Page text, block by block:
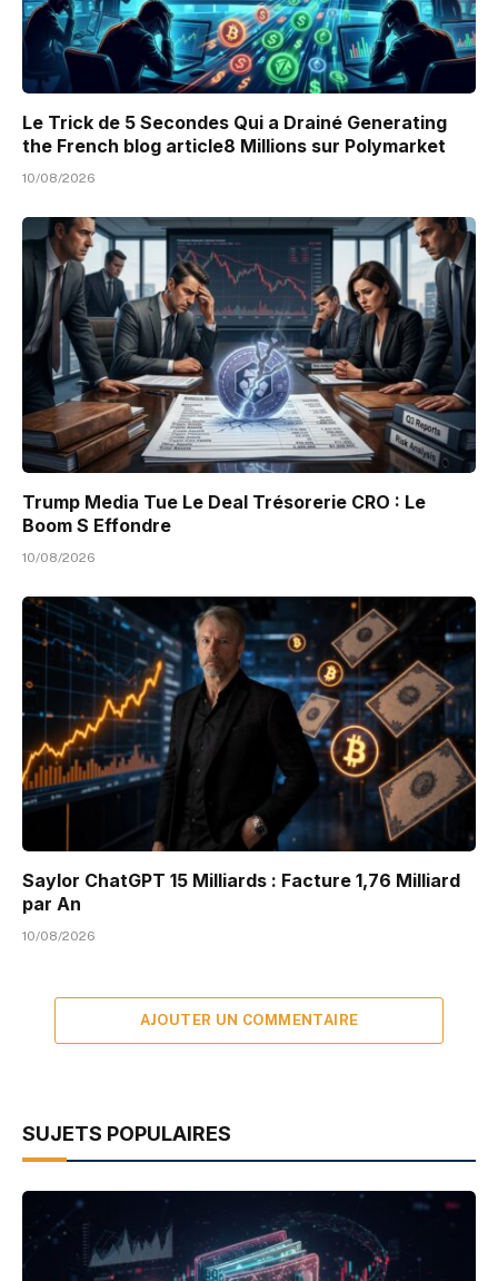
Le Trick de 5 Secondes Qui a Drainé Generating
the French blog article8 Millions sur Polymarket
10/08/2026
Trump Media Tue Le Deal Trésorerie CRO : Le
Boom S Effondre
10/08/2026
Saylor ChatGPT 15 Milliards : Facture 1,76 Milliard
par An
10/08/2026
AJOUTER UN COMMENTAIRE
SUJETS POPULAIRES